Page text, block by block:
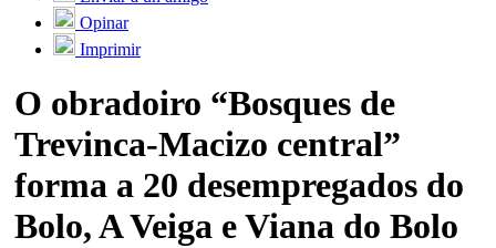
Opinar
Imprimir
O obradoiro “Bosques de
Trevinca-Macizo central”
forma a 20 desempregados do
Bolo, A Veiga e Viana do Bolo